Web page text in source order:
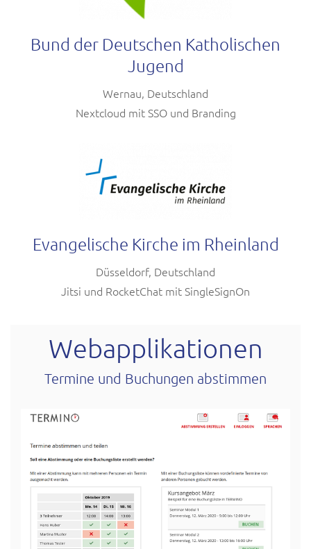
Bund der Deutschen Katholischen
Jugend
Wernau, Deutschland
Nextcloud mit SSO und Branding
Evangelische Kirche im Rheinland
Düsseldorf, Deutschland
Jitsi und RocketChat mit SingleSignOn
Webapplikationen
Termine und Buchungen abstimmen